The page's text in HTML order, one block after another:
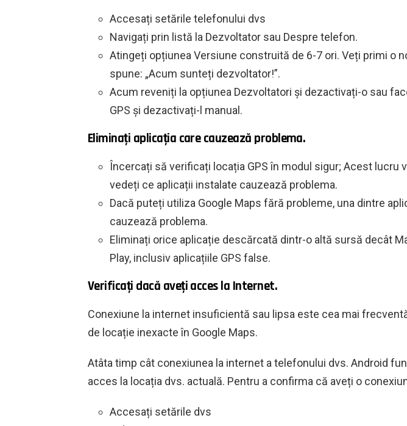
Accesați setările telefonului dvs
Navigați prin listă la Dezvoltator sau Despre telefon.
Atingeți opțiunea Versiune construită de 6-7 ori. Veți primi o
spune: „Acum sunteți dezvoltator!”.
Acum reveniți la opțiunea Dezvoltatori și dezactivați-o sau
GPS și dezactivați-l manual.
Eliminați aplicația care cauzează problema.
Încercați să verificați locația GPS în modul sigur; Acest lucru
vedeți ce aplicații instalate cauzează problema.
Dacă puteți utiliza Google Maps fără probleme, una dintre
cauzează problema.
Eliminați orice aplicație descărcată dintr-o altă sursă decât
Play, inclusiv aplicațiile GPS false.
Verificați dacă aveți acces la Internet.
Conexiune la internet insuficientă sau lipsa este cea mai
de locație inexacte în Google Maps.
Atâta timp cât conexiunea la internet a telefonului dvs. Android
acces la locația dvs. actuală. Pentru a confirma că aveți o
Accesați setările dvs